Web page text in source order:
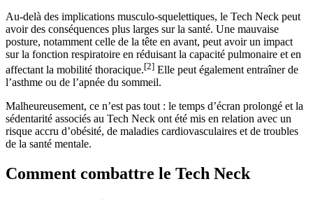
Au-delà des implications musculo-squelettiques, le Tech Neck peut
avoir des conséquences plus larges sur la santé. Une mauvaise
posture, notamment celle de la tête en avant, peut avoir un impact
sur la fonction respiratoire en réduisant la capacité pulmonaire et en
affectant la mobilité thoracique.[2] Elle peut également entraîner de
l’asthme ou de l’apnée du sommeil.
Malheureusement, ce n’est pas tout : le temps d’écran prolongé et la
sédentarité associés au Tech Neck ont été mis en relation avec un
risque accru d’obésité, de maladies cardiovasculaires et de troubles
de la santé mentale.
Comment combattre le Tech Neck